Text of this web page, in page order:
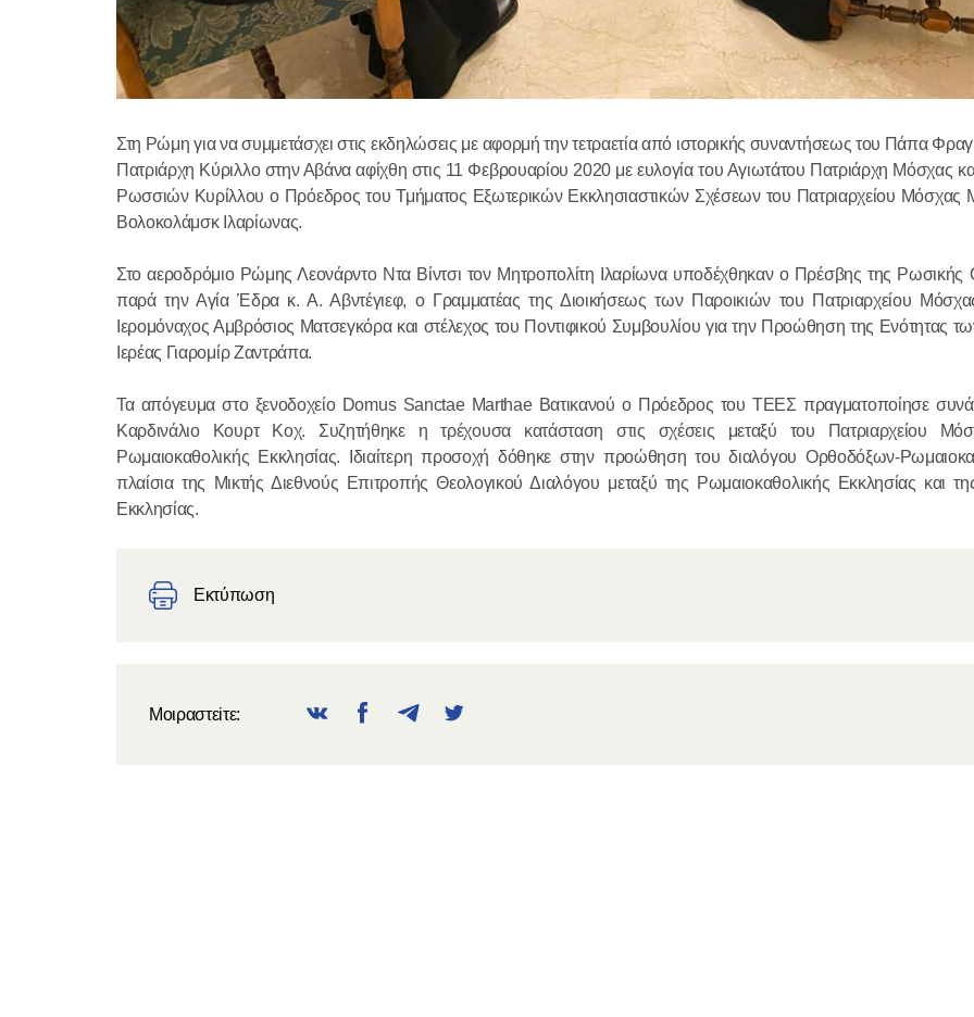
Στη Ρώμη για να συμμετάσχει στις εκδηλώσεις με αφορμή την τετραετία από ιστορικής συναντήσεως του Πάπα
Πατριάρχη Κύριλλο στην Αβάνα αφίχθη στις 11 Φεβρουαρίου 2020 με ευλογία του Αγιωτάτου Πατριάρχη Μόσχας
Ρωσσιών Κυρίλλου ο Πρόεδρος του Τμήματος Εξωτερικών Εκκλησιαστικών Σχέσεων του Πατριαρχείου Μόσχας
Βολοκολάμσκ Ιλαρίωνας.
Στο αεροδρόμιο Ρώμης Λεονάρντο Ντα Βίντσι τον Μητροπολίτη Ιλαρίωνα υποδέχθηκαν ο Πρέσβης της Ρωσικής
παρά την Αγία Έδρα κ. Α. Αβντέγιεφ, ο Γραμματέας της Διοικήσεως των Παροικιών του Πατριαρχείου
Ιερομόναχος Αμβρόσιος Ματσεγκόρα και στέλεχος του Ποντιφικού Συμβουλίου για την Προώθηση της Ενότητας
Ιερέας Γιαρομίρ Ζαντράπα.
Τα απόγευμα στο ξενοδοχείο Domus Sanctae Marthae Βατικανού ο Πρόεδρος του ΤΕΕΣ πραγματοποίησε
Καρδινάλιο Κουρτ Κοχ. Συζητήθηκε η τρέχουσα κατάσταση στις σχέσεις μεταξύ του Πατριαρχείου
Ρωμαιοκαθολικής Εκκλησίας. Ιδιαίτερη προσοχή δόθηκε στην προώθηση του διαλόγου Ορθοδόξων-
πλαίσια της Μικτής Διεθνούς Επιτροπής Θεολογικού Διαλόγου μεταξύ της Ρωμαιοκαθολικής Εκκλησίας και
Εκκλησίας.
Εκτύπωση
Μοιραστεiτε:
Ο
Κύριλλος
στο
(Άνω
29.01.2026
συνομιλία
18.12.2025
Ο